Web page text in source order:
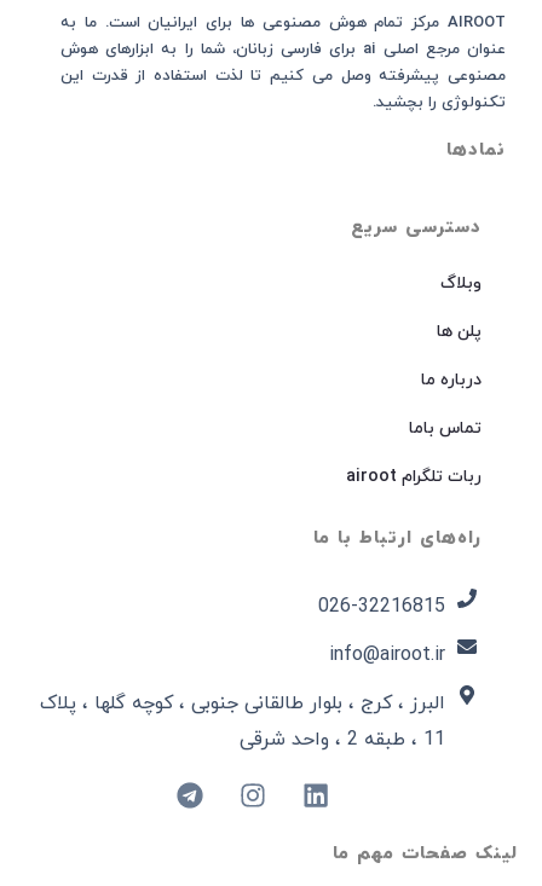
لینک صفحات مهم ما
دسترسی سریع
وبلاگ
پلن ها
درباره ما
تماس باما
ربات تلگرام airoot
راه‌های ارتباط با ما
026-32216815​
info@airoot.ir
البرز ، کرج ، بلوار طالقانی جنوبی ، کوچه گلها ، پلاک
11 ، طبقه 2 ، واحد شرقی
AIROOT مرکز تمام هوش مصنوعی‌‌‌ ها برای ایرانیان است. ما به
عنوان مرجع اصلی ai برای فارسی زبانان، شما را به ابزارهای هوش
مصنوعی پیشرفته وصل می کنیم تا لذت استفاده از قدرت این
تکنولوژی را بچشید.
نمادها